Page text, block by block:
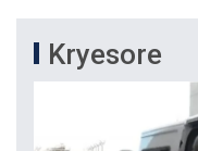
Kryesore